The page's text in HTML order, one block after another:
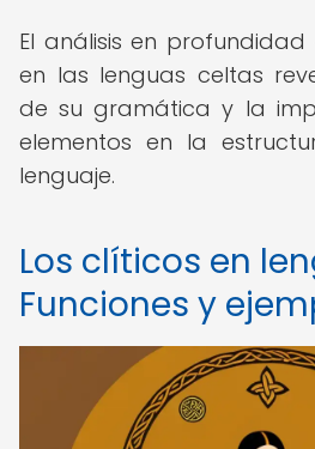
El análisis en
en las lenguas celtas
de su gramática y la
elementos en la
lenguaje.
Los clíticos en
Funciones y